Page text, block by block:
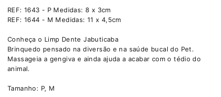
REF: 1643 - P Medidas: 8 x 3cm
REF: 1644 - M Medidas: 11 x 4,5cm
Conheça o Limp Dente Jabuticaba
Brinquedo pensado na diversão e na saúde bucal do Pet.
Massageia a gengiva e ainda ajuda a acabar com o tédio do
animal.
Tamanho: P, M